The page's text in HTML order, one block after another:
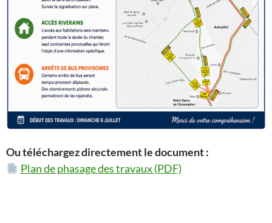
Ou téléchargez directement le document :
Plan de phasage des travaux (PDF)